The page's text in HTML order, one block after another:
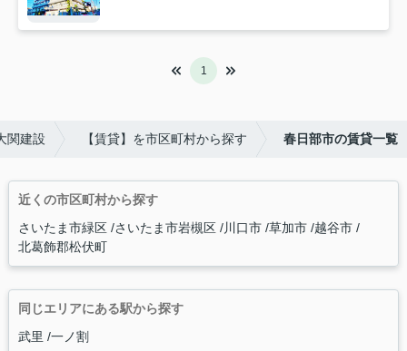
1
関建設 【賃貸】を市区町村から探す 春日部市の賃貸一覧
近くの市区町村から探す
さいたま市緑区 さいたま市岩槻区 川口市 草加市 越谷市
北葛飾郡松伏町
同じエリアにある駅から探す
武里
一ノ割